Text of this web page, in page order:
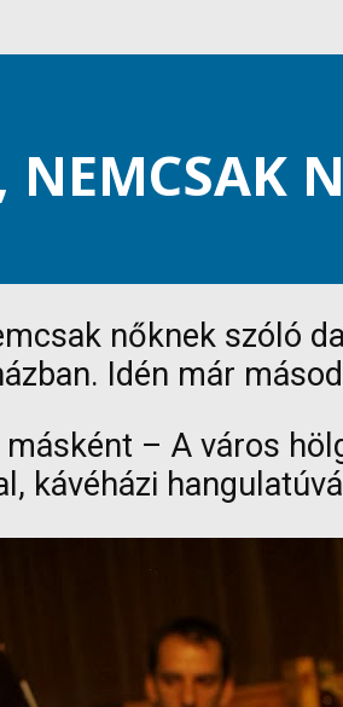
NEMCSAK
nőknek szóló
Idén már
– A város
kávéházi